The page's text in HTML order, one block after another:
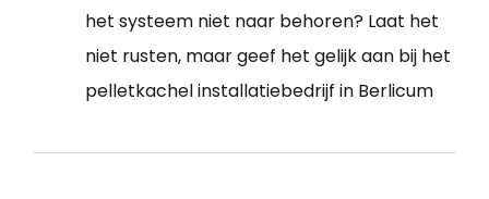
het systeem niet naar behoren? Laat het
niet rusten, maar geef het gelijk aan bij het
pelletkachel installatiebedrijf in Berlicum